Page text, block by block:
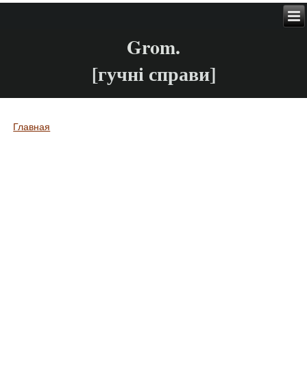
Grom.
[гучні справи]
Вы здесь
Главная